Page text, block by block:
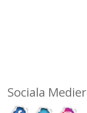
Sociala Medier